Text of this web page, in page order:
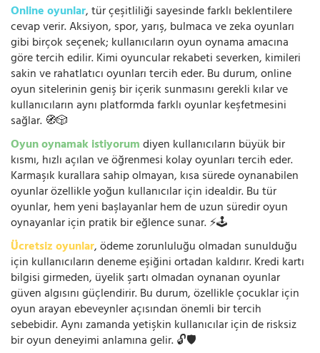
Online oyunlar, tür çeşitliliği sayesinde farklı beklentilere
cevap verir. Aksiyon, spor, yarış, bulmaca ve zeka oyunları
gibi birçok seçenek; kullanıcıların oyun oynama amacına
göre tercih edilir. Kimi oyuncular rekabeti severken, kimileri
sakin ve rahatlatıcı oyunları tercih eder. Bu durum, online
oyun sitelerinin geniş bir içerik sunmasını gerekli kılar ve
kullanıcıların aynı platformda farklı oyunlar keşfetmesini
sağlar. 🧭🎲
Oyun oynamak istiyorumdiyen kullanıcıların büyük bir
kısmı, hızlı açılan ve öğrenmesi kolay oyunları tercih eder.
Karmaşık kurallara sahip olmayan, kısa sürede oynanabilen
oyunlar özellikle yoğun kullanıcılar için idealdir. Bu tür
oyunlar, hem yeni başlayanlar hem de uzun süredir oyun
oynayanlar için pratik bir eğlence sunar. ⚡🕹️
Ücretsiz oyunlar, ödeme zorunluluğu olmadan sunulduğu
için kullanıcıların deneme eşiğini ortadan kaldırır. Kredi kartı
bilgisi girmeden, üyelik şartı olmadan oynanan oyunlar
güven algısını güçlendirir. Bu durum, özellikle çocuklar için
oyun arayan ebeveynler açısından önemli bir tercih
sebebidir. Aynı zamanda yetişkin kullanıcılar için de risksiz
bir oyun deneyimi anlamına gelir. 🔓🛡️